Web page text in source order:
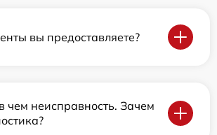
вы предоставляете?
чем неисправность. Зачем